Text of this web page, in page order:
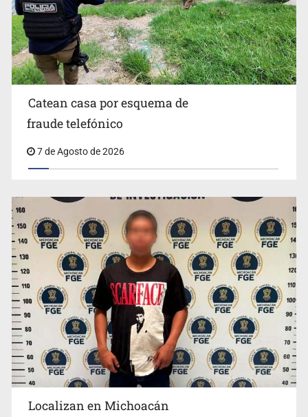
Sheinbaum anticipa más detenciones por caso
Ayotzinapa y promete justicia
México no está preparado para una intervención
unilateral de EUA contra cárteles
Catean casa por esquema de
fraude telefónico
7 de Agosto de 2026
Localizan en Michoacán